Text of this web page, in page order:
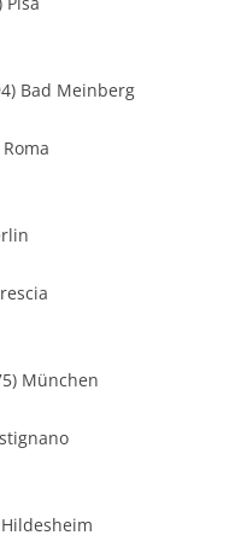
Bad Meinberg
München